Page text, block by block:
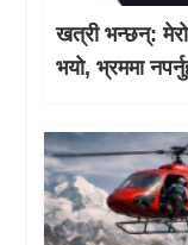
खत्री भन्छन्:
भयो, भ्रममा